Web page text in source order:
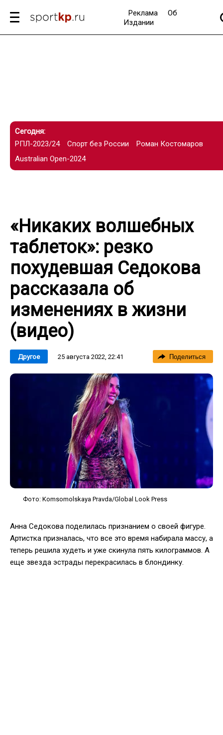
Реклама
Об
Издании
Сегодня:
РПЛ-2023/24
Спорт без России
Роман Костомаров
Australian Open-2024
«Никаких волшебных
таблеток»: резко
похудевшая Седокова
рассказала об
изменениях в жизни
(видео)
Другое 25 августа 2022, 22:41 Поделиться
Фото: Komsomolskaya Pravda/Global Look Press
Анна Седокова поделилась признанием о своей фигуре.
Артистка призналась, что все это время набирала массу, а
теперь решила худеть и уже скинула пять килограммов. А
еще звезда эстрады перекрасилась в блондинку.